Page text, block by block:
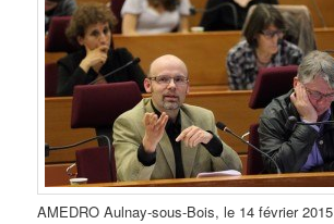
AMEDRO Aulnay-sous-Bois, le 14 février 2015